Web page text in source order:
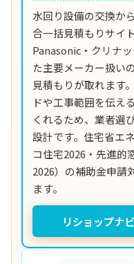
水回り設備の交換か
合一括見積もりサイ
Panasonic・クリナ
た主要メーカー扱い
見積もりが取れます
ドや工事範囲を伝え
くれるため、業者選
設計です。住宅省エ
コ住宅2026・先進的
2026）の補助金申請
ます。
リショップナ